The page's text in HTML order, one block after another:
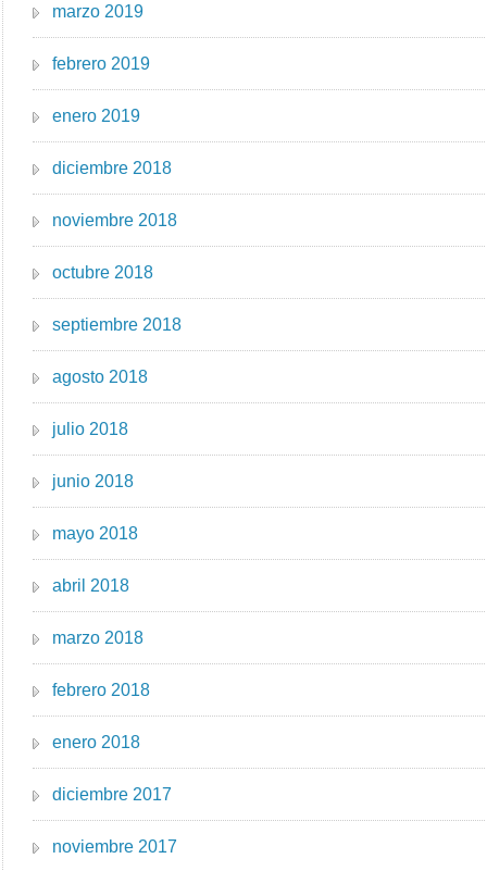
marzo 2019
febrero 2019
enero 2019
diciembre 2018
noviembre 2018
octubre 2018
septiembre 2018
agosto 2018
julio 2018
junio 2018
mayo 2018
abril 2018
marzo 2018
febrero 2018
enero 2018
diciembre 2017
noviembre 2017